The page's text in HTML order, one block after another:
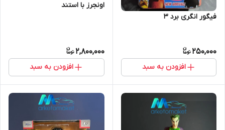
فیگور انگری برد ۳
250,000
افزودن به سبد
اونجرز با استند
2,800,000
افزودن به سبد